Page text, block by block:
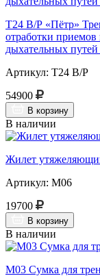
Т24 В/Р «Пётр»
отработки
дыхательных
Артикул: Т24 В/Р
54900
В корзину
В наличии
Жилет
Артикул: М06
19700
В корзину
В наличии
М03 Сумка для